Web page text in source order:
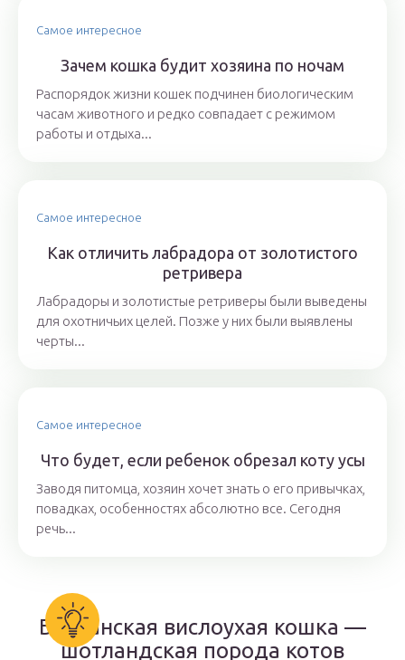
Самое интересное
Зачем кошка будит хозяина по ночам
Распорядок жизни кошек подчинен биологическим
часам животного и редко совпадает с режимом
работы и отдыха...
Самое интересное
Как отличить лабрадора от золотистого
ретривера
Лабрадоры и золотистые ретриверы были выведены
для охотничьих целей. Позже у них были выявлены
черты...
Самое интересное
Что будет, если ребенок обрезал коту усы
Заводя питомца, хозяин хочет знать о его привычках,
повадках, особенностях абсолютно все. Сегодня
речь...
Британская вислоухая кошка —
шотландская порода котов